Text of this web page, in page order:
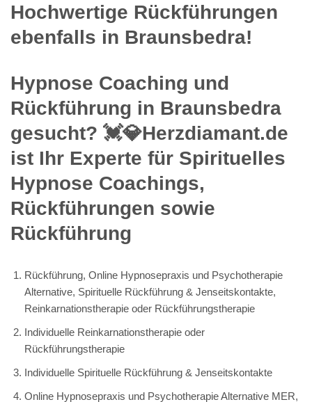
Hochwertige Rückführungen
ebenfalls in Braunsbedra!
Hypnose Coaching und
Rückführung in Braunsbedra
gesucht? 💓️💎Herzdiamant.de
ist Ihr Experte für Spirituelles
Hypnose Coachings,
Rückführungen sowie
Rückführung
Rückführung, Online Hypnosepraxis und Psychotherapie
Alternative, Spirituelle Rückführung & Jenseitskontakte,
Reinkarnationstherapie oder Rückführungstherapie
Individuelle Reinkarnationstherapie oder
Rückführungstherapie
Individuelle Spirituelle Rückführung & Jenseitskontakte
Online Hypnosepraxis und Psychotherapie Alternative MER,